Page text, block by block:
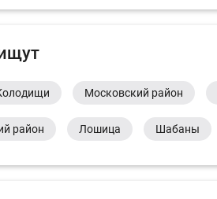
Московский район
район Лошица Шабаны